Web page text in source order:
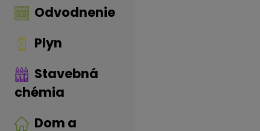
Odvodnenie
Plyn
Stavebná
chémia
Dom a